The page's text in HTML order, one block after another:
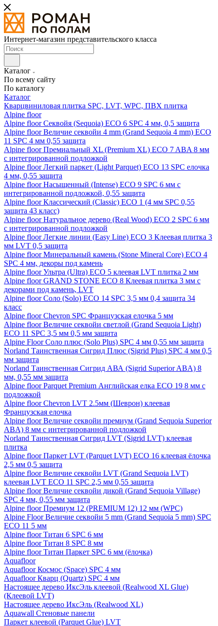
Интернет-магазин представительского класса
Каталог
По всему сайту
По каталогу
Каталог
Кварцвиниловая плитка SPC, LVT, WPC, ПВХ плитка
Alpine floor
Alpine floor Секвойя (Sequoia) ECO 6 SPC 4 мм, 0,5 защита
Alpine floor Величие секвойи 4 mm (Grand Sequoia 4 mm) ECO
11 SPC 4 мм 0,55 защита
Alpine floor Премиальный XL (Premium XL) ECO 7 ABA 8 мм
с интегрированной подложкой
Alpine floor Легкий паркет (Light Parquet) ECO 13 SPC елочка
4 мм, 0,55 защита
Alpine floor Насыщенный (Intense) ECO 9 SPC 6 мм с
интегрированной подложкой, 0,55 защита
Alpine floor Классический (Classic) ECO 1 (4 мм SPC 0,55
защита 43 класс)
Alpine floor Натуральное дерево (Real Wood) ECO 2 SPC 6 мм
с интегрированной подложкой
Alpine floor Легкие линии (Easy Line) ECO 3 Клеевая плитка 3
мм LVT 0,5 защита
Alpine floor Минеральный камень (Stone Mineral Core) ECO 4
SPC 4 мм, декоры под камень
Alpine floor Ультра (Ultra) ECO 5 клеевая LVT плитка 2 мм
Alpine floor GRAND STONE ECO 8 Клеевая плитка 3 мм с
декорами под камень, LVT
Alpine floor Соло (Solo) ECO 14 SPC 3,5 мм 0,4 защита 34
класс
Alpine floor Chevron SPC Французская елочка 5 мм
Alpine floor Величие секвойи светлой (Grand Sequoia Light)
ECO 11 SPC 3,5 мм 0,5 мм защита
Alpine Floor Соло плюс (Solo Plus) SPC 4 мм 0,55 мм защита
Norland Таинственная Сигрид Плюс (Sigrid Plus) SPC 4 мм 0,5
мм защита
Norland Таинственная Сигрид АВА (Sigrid Superior ABA) 8
мм, 0,55 мм защита
Alpine floor Parquet Premium Английская елка ECO 19 8 мм с
подложкой
Alpine floor Chevron LVT 2.5мм (Шеврон) клеевая
Французская елочка
Alpine floor Величие секвойи премиум (Grand Sequoia Superior
ABA) 8 мм с интегрированной подложкой
Norland Таинственная Сигрид LVT (Sigrid LVT) клеевая
плитка
Alpine floor Паркет LVT (Parquet LVT) ECO 16 клеевая ёлочка
2,5 мм 0,5 защита
Alpine floor Величие секвойи LVT (Grand Sequoia LVT)
клеевая LVT ECO 11 SPC 2,5 мм 0,55 защита
Alpine floor Величие секвойи дикой (Grand Sequoia Village)
SPC 4 мм, 0,55 мм защита
Alpine floor Премиум 12 (PREMIUM 12) 12 мм (WPC)
Alpine Floor Величие секвойи 5 mm (Grand Sequoia 5 mm) SPC
ECO 11 5 мм
Alpine floor Титан 6 SPC 6 мм
Alpine floor Титан 8 SPC 8 мм
Alpine floor Титан Паркет SPC 6 мм (ёлочка)
Aquafloor
Aquafloor Космос (Space) SPC 4 мм
Aquafloor Кварц (Quartz) SPC 4 мм
Настоящее дерево ИксЭль клеевой (Realwood XL Glue)
(Клеевой LVT)
Настоящее дерево ИксЭль (Realwood XL)
Aquawall Стеновые панели
Паркет клеевой (Parquet Glue) LVT